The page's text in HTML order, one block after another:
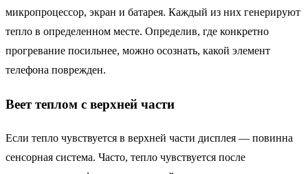
микропроцессор, экран и батарея. Каждый из них генерируют
тепло в определенном месте. Определив, где конкретно
прогревание посильнее, можно осознать, какой элемент
телефона поврежден.
Веет теплом с верхней части
Если тепло чувствуется в верхней части дисплея — повинна
сенсорная система. Часто, тепло чувствуется после